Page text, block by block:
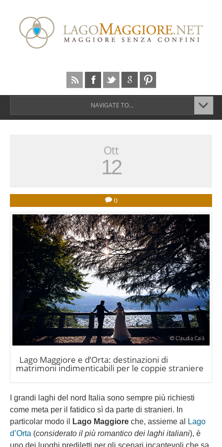
NAVIGATE TO...
Ott
12
0
Lago Maggiore e d’Orta: destinazioni di
matrimoni indimenticabili per le coppie straniere
I grandi laghi del nord Italia sono sempre più richiesti
come meta per il fatidico sì da parte di stranieri. In
particolar modo il
Lago Maggiore che, assieme al
Lago
d’Orta (considerato il più romantico dei laghi italiani), è
uno dei luoghi prediletti per gli scenari incantevoli che sa